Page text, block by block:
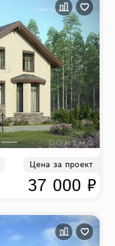
Цена за проект
37 000 ₽